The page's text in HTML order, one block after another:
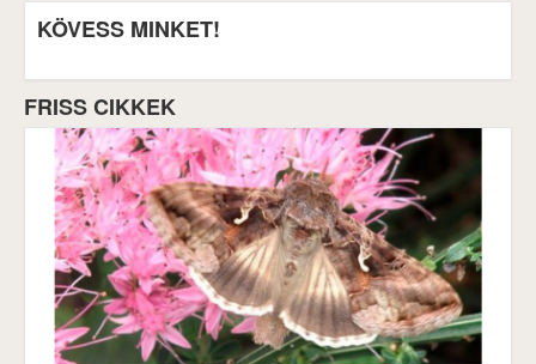
KÖVESS MINKET!
FRISS CIKKEK